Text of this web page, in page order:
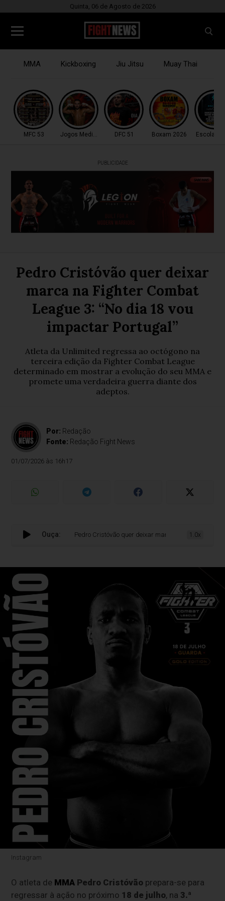
Quinta, 06 de Agosto de 2026
MMA Kickboxing Jiu Jitsu Muay Thai
MFC 53 Jogos MediterrâneoDFC 51 Boxam 2026 Escola
PUBLICIDADE
Pedro Cristóvão quer deixar
marca na Fighter Combat
League 3: “No dia 18 vou
impactar Portugal”
Atleta da Unlimited regressa ao octógono na
terceira edição da Fighter Combat League
determinado em mostrar a evolução do seu MMA e
promete uma verdadeira guerra diante dos
adeptos.
Por: Redação
Fonte: Redação Fight News
01/07/2026 às 16h17
Ouça:Pedro Cristóvão quer deixar marca na Fighter Combat
1.0x
Instagram
O atleta de MMA Pedro Cristóvão prepara-se para
regressar à ação no próximo 18 de julho, na 3.ª